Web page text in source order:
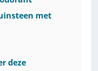
met
deze